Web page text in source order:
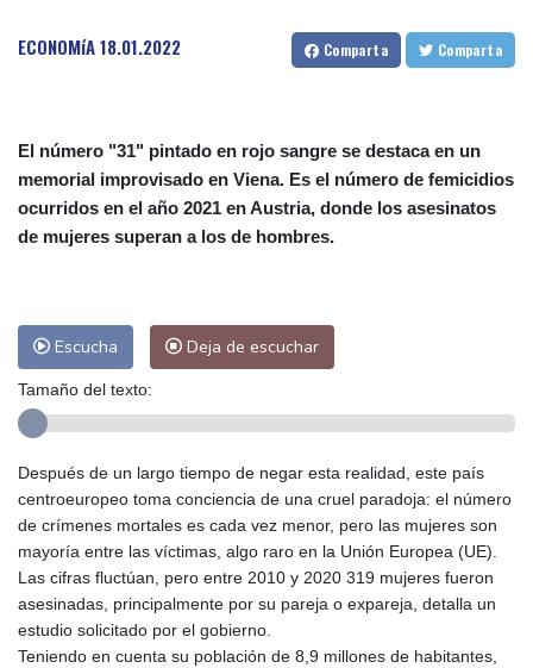
gigantes estadounidenses
ECONOMíA18.01.2022 Comparta Comparta
El número "31" pintado en rojo sangre se destaca en un
memorial improvisado en Viena. Es el número de femicidios
ocurridos en el año 2021 en Austria, donde los asesinatos
de mujeres superan a los de hombres.
Escucha Deja de escuchar
Tamaño del texto:
Después de un largo tiempo de negar esta realidad, este país
centroeuropeo toma conciencia de una cruel paradoja: el número
de crímenes mortales es cada vez menor, pero las mujeres son
mayoría entre las víctimas, algo raro en la Unión Europea (UE).
Las cifras fluctúan, pero entre 2010 y 2020 319 mujeres fueron
asesinadas, principalmente por su pareja o expareja, detalla un
estudio solicitado por el gobierno.
Teniendo en cuenta su población de 8,9 millones de habitantes,